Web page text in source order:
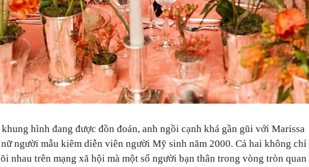
hình đang được đồn đoán, anh ngồi cạnh khá gần gũi với Marissa
người mẫu kiêm diễn viên người Mỹ sinh năm 2000. Cả hai không chỉ
nhau trên mạng xã hội mà một số người bạn thân trong vòng tròn quan